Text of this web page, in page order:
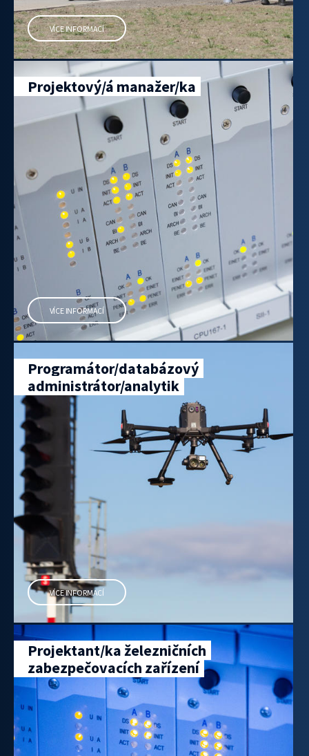
VÍCE INFORMACÍ
Projektový/á manažer/ka
VÍCE INFORMACÍ
Programátor/databázový
administrátor/analytik
VÍCE INFORMACÍ
Projektant/ka železničních
zabezpečovacích zařízení